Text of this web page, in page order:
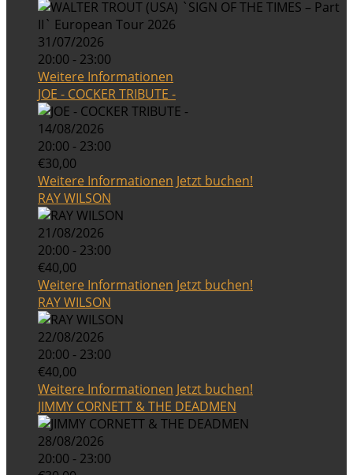
31/07/2026
20:00 - 23:00
Weitere Informationen
JOE - COCKER TRIBUTE -
14/08/2026
20:00 - 23:00
€30,00
Weitere Informationen Jetzt buchen!
RAY WILSON
21/08/2026
20:00 - 23:00
€40,00
Weitere Informationen Jetzt buchen!
RAY WILSON
22/08/2026
20:00 - 23:00
€40,00
Weitere Informationen Jetzt buchen!
JIMMY CORNETT & THE DEADMEN
28/08/2026
20:00 - 23:00